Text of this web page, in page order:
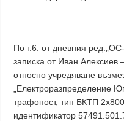
По т.6. от дневния
записка от Иван
относно учредяване
„Електроразпределение
трафопост, тип БКТП
идентификатор